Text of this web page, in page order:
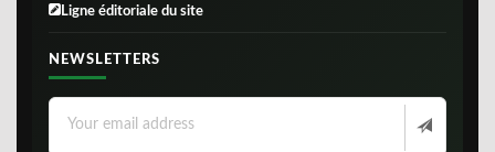
Ligne éditoriale du site
NEWSLETTERS